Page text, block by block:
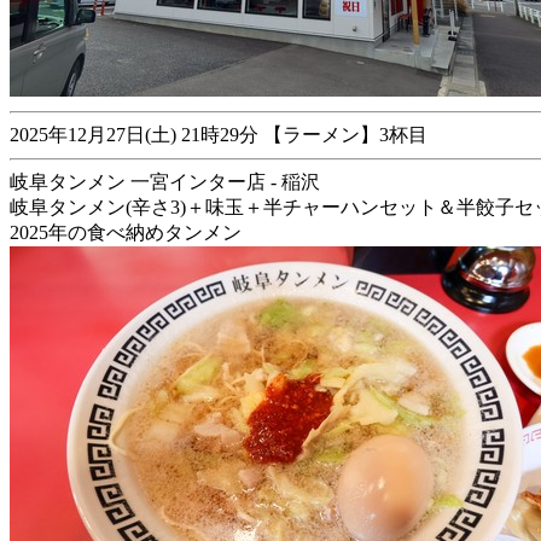
2025年12月27日(土) 21時29分 【ラーメン】3杯目
岐阜タンメン 一宮インター店 - 稲沢
岐阜タンメン(辛さ3)＋味玉＋半チャーハンセット＆半餃子セ
2025年の食べ納めタンメン